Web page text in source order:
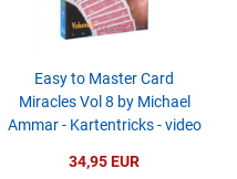
Easy to Master Card
Miracles Vol 8 by Michael
Ammar - Kartentricks - video
34,95 EUR